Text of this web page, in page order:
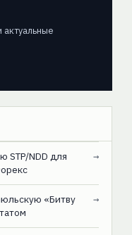
актуальные
STP/NDD для
→
«Битву
→